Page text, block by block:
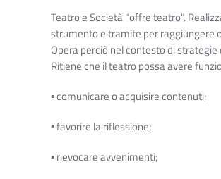
Teatro e Società "offre teatro".
strumento e tramite per raggiungere
Opera perciò nel contesto di
Ritiene che il teatro possa avere
▪ comunicare o acquisire contenuti;
▪ favorire la riflessione;
▪ rievocare avvenimenti;